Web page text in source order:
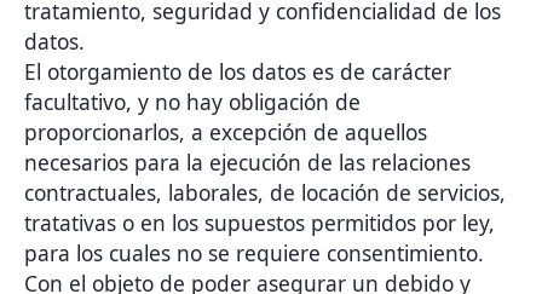
tratamiento, seguridad y confidencialidad de los
datos.
El otorgamiento de los datos es de carácter
facultativo, y no hay obligación de
proporcionarlos, a excepción de aquellos
necesarios para la ejecución de las relaciones
contractuales, laborales, de locación de servicios,
tratativas o en los supuestos permitidos por ley,
para los cuales no se requiere consentimiento.
Con el objeto de poder asegurar un debido y